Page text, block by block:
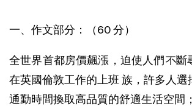
一、作文部分：（60 分）
全世界首都房價飆漲，迫使人們不斷
在英國倫敦工作的上班 族，許多人選
通勤時間換取高品質的舒適生活空間